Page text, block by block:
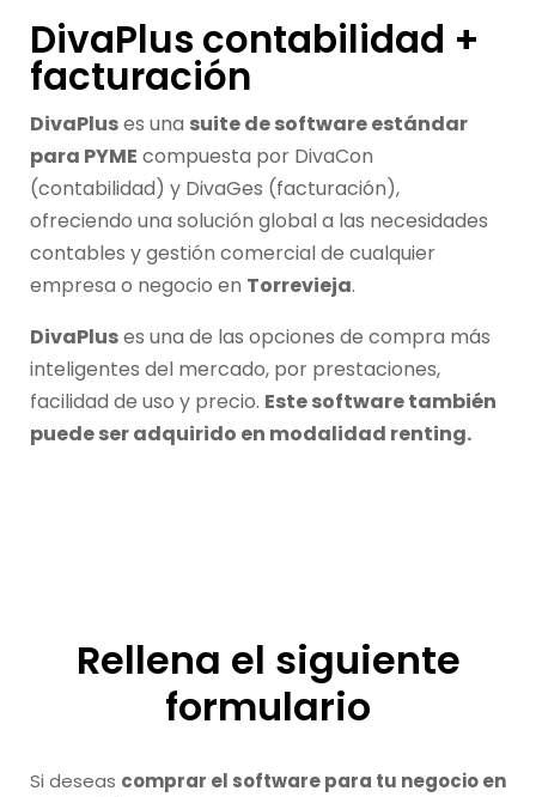
DivaPlus contabilidad +
facturación
DivaPluses una suite de software estándar
para PYME compuesta por DivaCon
(contabilidad) y DivaGes (facturación),
ofreciendo una solución global a las necesidades
contables y gestión comercial de cualquier
empresa o negocio en Torrevieja.
DivaPluses una de las opciones de compra más
inteligentes del mercado, por prestaciones,
facilidad de uso y precio. Este software también
puede ser adquirido en modalidad renting.
Rellena el siguiente
formulario
Si deseas comprar el software para tu negocio en